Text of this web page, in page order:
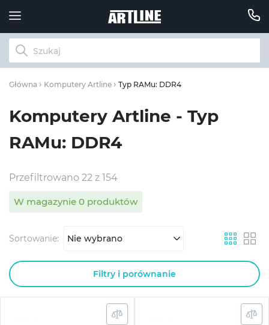
Główna Komputery Artline Typ RAMu: DDR4
Komputery Artline - Typ
RAMu: DDR4
Przefiltrowano 22 z 154
W magazynie 0 produktów
Sortowanie: Nie wybrano
Filtry i porównanie